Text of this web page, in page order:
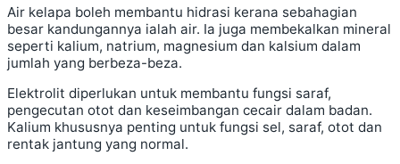
Air kelapa boleh membantu hidrasi kerana sebahagian
besar kandungannya ialah air. Ia juga membekalkan mineral
seperti kalium, natrium, magnesium dan kalsium dalam
jumlah yang berbeza-beza.
Elektrolit diperlukan untuk membantu fungsi saraf,
pengecutan otot dan keseimbangan cecair dalam badan.
Kalium khususnya penting untuk fungsi sel, saraf, otot dan
rentak jantung yang normal.